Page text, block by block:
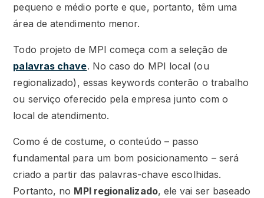
pequeno e médio porte e que, portanto, têm uma
área de atendimento menor.
Todo projeto de MPI começa com a seleção de
palavras chave. No caso do MPI local (ou
regionalizado), essas keywords conterão o trabalho
ou serviço oferecido pela empresa junto com o
local de atendimento.
Como é de costume, o conteúdo – passo
fundamental para um bom posicionamento – será
criado a partir das palavras-chave escolhidas.
Portanto, no MPI regionalizado, ele vai ser baseado